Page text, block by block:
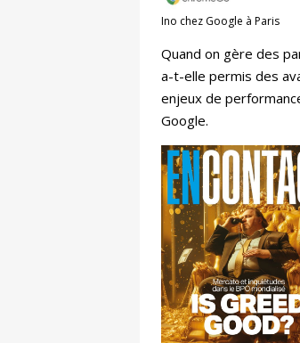
Ino chez Google à Paris
Quand on gère des
a-t-elle permis des
enjeux de
Google.